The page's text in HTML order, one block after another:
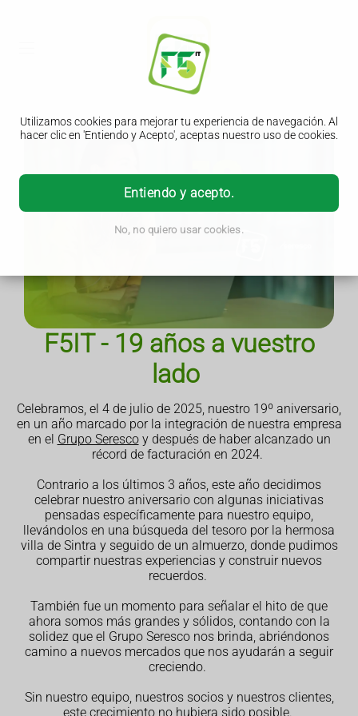
Utilizamos cookies para mejorar tu experiencia de navegación. Al
hacer clic en 'Entiendo y Acepto', aceptas nuestro uso de cookies.
Entiendo y acepto.
No, no quiero usar cookies.
F5IT - 19 años a vuestro
lado
Celebramos, el 4 de julio de 2025, nuestro 19º aniversario,
en un año marcado por la integración de nuestra empresa
en el Grupo Serescoy después de haber alcanzado un
récord de facturación en 2024.
Contrario a los últimos 3 años, este año decidimos
celebrar nuestro aniversario con algunas iniciativas
pensadas específicamente para nuestro equipo,
llevándolos en una búsqueda del tesoro por la hermosa
villa de Sintra y seguido de un almuerzo, donde pudimos
compartir nuestras experiencias y construir nuevos
recuerdos.
También fue un momento para señalar el hito de que
ahora somos más grandes y sólidos, contando con la
solidez que el Grupo Seresco nos brinda, abriéndonos
camino a nuevos mercados que nos ayudarán a seguir
creciendo.
Sin nuestro equipo, nuestros socios y nuestros clientes,
este crecimiento no hubiera sido posible.